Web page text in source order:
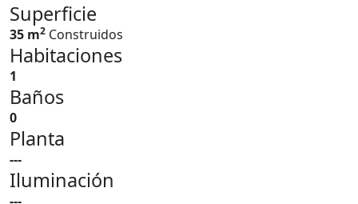
Superficie
35 m2 Construidos
Habitaciones
1
Baños
0
Planta
---
Iluminación